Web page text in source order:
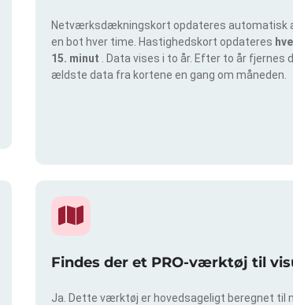
Netværksdækningskort opdateres automatisk
en bot hver time. Hastighedskort opdateres
15. minut
. Data vises i to år. Efter to år fjernes
ældste data fra kortene en gang om måneden.
Findes der et PRO-værktøj til
Ja. Dette værktøj er hovedsageligt beregnet til